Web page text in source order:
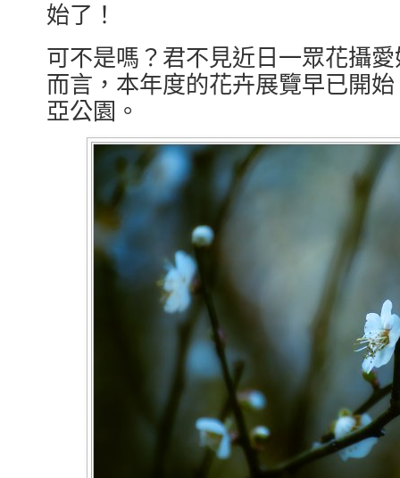
始了！
可不是嗎？君不見近日一眾花攝
而言，本年度的花卉展覽早已開
亞公園。